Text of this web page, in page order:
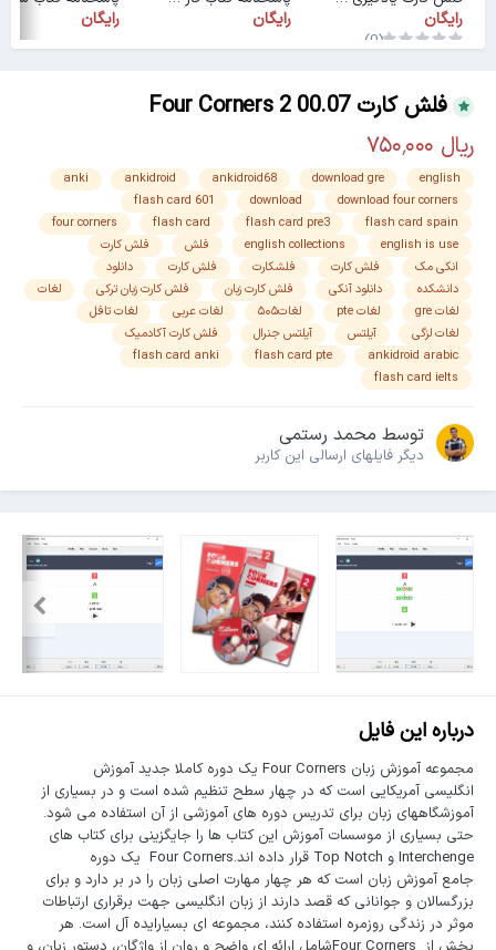
رایگان
(0)
رایگان رایگان
فلش کارت Four Corners 2 00.07
english
download gre
ankidroid68
ankidroid
anki
download four corners
download
flash card 601
flash card spain
flash card pre3
flash card
four corners
english is use
english collections فلش
فلش کارت
انکی مک
فلش کارت فلشکارت فلش کارت
دانلود
دانشکده
دانلود آنکی فلش کارت زبان فلش کارت زبان ترکی
لغات
لغات gre
لغات pte لغات۵۰۵ لغات عربی
لغات تافل
لغات لزگی
آیلتس آیلتس جنرال
فلش کارت آکادمیک
ankidroid arabic
flash card pte
flash card anki
flash card ielts
توسط محمد رستمی
دیگر فایل‎های ارسالی این کاربر
درباره این فایل
مجموعه آموزش زبان Four Corners یک دوره کاملا جدید آموزش
انگلیسی آمریکایی است که در چهار سطح تنظیم شده است و در بسیاری از
آموزشگاههای زبان برای تدریس دوره های آموزشی از آن استفاده می شود.
حتی بسیاری از موسسات آموزش این کتاب ها را جایگزینی برای کتاب های
Interchenge و Top Notch قرار داده اند.Four Corners یک دوره
جامع آموزش زبان است که هر چهار مهارت اصلی زبان را در بر دارد و برای
بزرگسالان و جوانانی که قصد دارند از زبان انگلیسی جهت برقراری ارتباطات
موثر در زندگی روزمره استفاده کنند، مجموعه ای بسیارایده آل است. هر